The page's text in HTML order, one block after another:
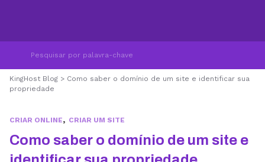
KingHost Blog > Como saber o domínio de um site e identificar sua
propriedade
CRIAR ONLINE, CRIAR UM SITE
Como saber o domínio de um site e